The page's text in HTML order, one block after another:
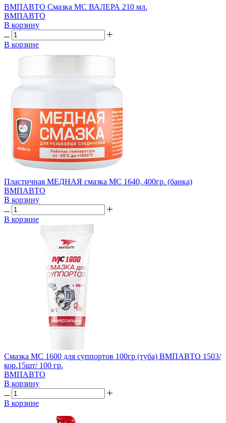
ВМПАВТО Смазка МС ВАЛЕРА 210 мл.
ВМПАВТО
В корзину
В корзине
Пластичная МЕДНАЯ смазка МС 1640, 400гр. (банка)
ВМПАВТО
В корзину
В корзине
Смазка МС 1600 для суппортов 100гр (туба) ВМПАВТО 1503/
кор.15шт/ 100 гр.
ВМПАВТО
В корзину
В корзине